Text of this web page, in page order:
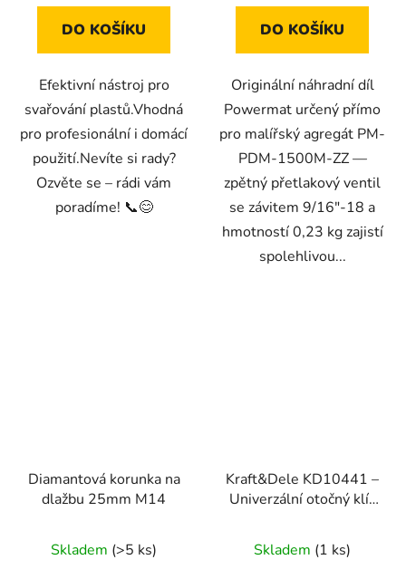
DO KOŠÍKU
Efektivní nástroj pro
svařování plastů.Vhodná
pro profesionální i domácí
použití.Nevíte si rady?
Ozvěte se – rádi vám
poradíme! 📞😊
DO KOŠÍKU
Originální náhradní díl
Powermat určený přímo
pro malířský agregát PM-
PDM-1500M-ZZ —
zpětný přetlakový ventil
se závitem 9/16"-18 a
hmotností 0,23 kg zajistí
spolehlivou...
Diamantová korunka na
dlažbu 25mm M14
Skladem (>5 ks)
Kraft&Dele KD10441 –
Univerzální otočný klíč
Skladem (1 ks)